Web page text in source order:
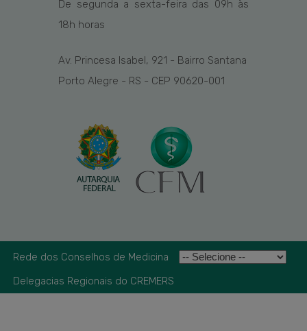
De segunda a sexta-feira das 09h às
18h horas
Av. Princesa Isabel, 921 - Bairro Santana
Porto Alegre - RS - CEP 90620-001
Rede dos Conselhos de Medicina
Delegacias Regionais do CREMERS